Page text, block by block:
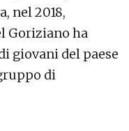
nel 2018,
Goriziano ha
giovani del paese
di